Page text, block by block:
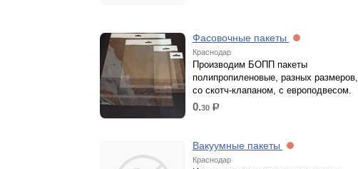
Фасовочные пакеты
Краснодар
Производим БОПП пакеты
полипропиленовые, разных размеров,
со скотч-клапаном, с европодвесом.
0.30 р.
Вакуумные пакеты
Краснодар